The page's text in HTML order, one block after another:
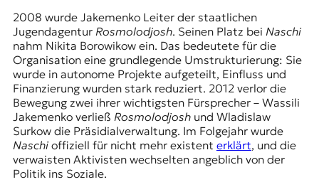
2008 wurde Jakemenko Leiter der staatlichen
Jugendagentur Rosmolodjosh. Seinen Platz bei Naschi
nahm Nikita Borowikow ein. Das bedeutete für die
Organisation eine grundlegende Umstrukturierung: Sie
wurde in autonome Projekte aufgeteilt, Einfluss und
Finanzierung wurden stark reduziert. 2012 verlor die
Bewegung zwei ihrer wichtigsten Fürsprecher – Wassili
Jakemenko verließ Rosmolodjoshund Wladislaw
Surkow die Präsidialverwaltung. Im Folgejahr wurde
Naschioffiziell für nicht mehr existent erklärt, und die
verwaisten Aktivisten wechselten angeblich von der
Politik ins Soziale.